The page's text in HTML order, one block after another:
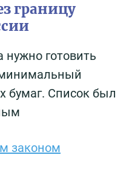
границу
готовить
бумаг. Список был
законом